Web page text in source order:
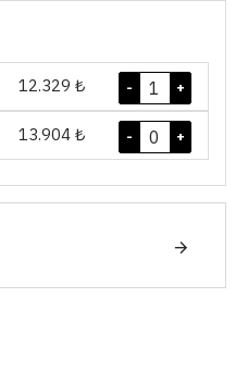
12.329 ₺ +
-
13.904 ₺ +
-